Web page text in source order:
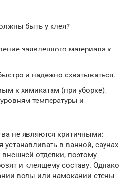
быть у клея?
заявленного материала к
и надежно схватываться.
к химикатам (при уборке),
температуры и
не являются критичными:
в ванной, саунах
отделки, поэтому
и клеящему составу. Однако
воды или намокании стены